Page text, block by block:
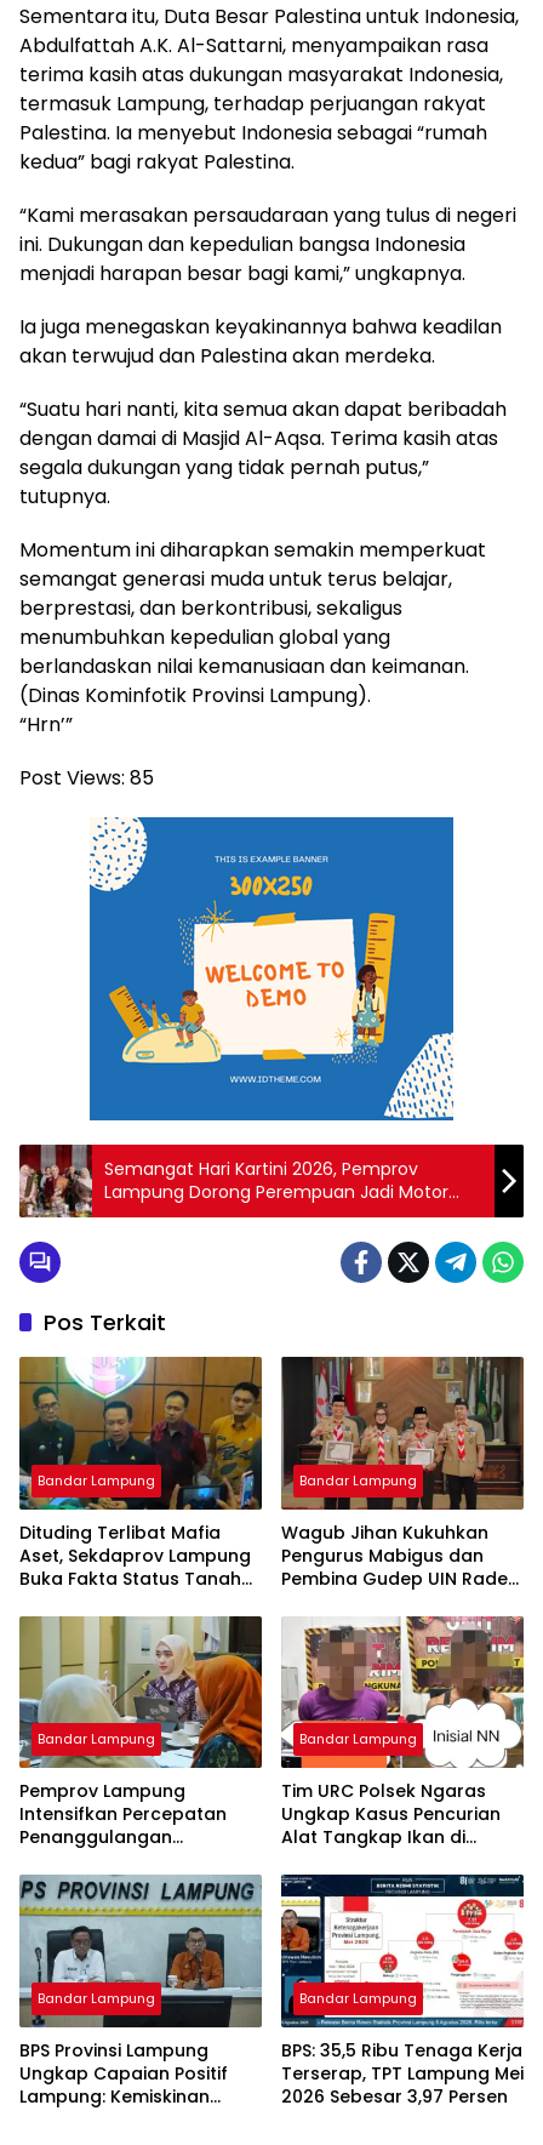
Sementara itu, Duta Besar Palestina untuk Indonesia,
Abdulfattah A.K. Al-Sattarni, menyampaikan rasa
terima kasih atas dukungan masyarakat Indonesia,
termasuk Lampung, terhadap perjuangan rakyat
Palestina. Ia menyebut Indonesia sebagai “rumah
kedua” bagi rakyat Palestina.
“Kami merasakan persaudaraan yang tulus di negeri
ini. Dukungan dan kepedulian bangsa Indonesia
menjadi harapan besar bagi kami,” ungkapnya.
Ia juga menegaskan keyakinannya bahwa keadilan
akan terwujud dan Palestina akan merdeka.
“Suatu hari nanti, kita semua akan dapat beribadah
dengan damai di Masjid Al-Aqsa. Terima kasih atas
segala dukungan yang tidak pernah putus,”
tutupnya.
Momentum ini diharapkan semakin memperkuat
semangat generasi muda untuk terus belajar,
berprestasi, dan berkontribusi, sekaligus
menumbuhkan kepedulian global yang
berlandaskan nilai kemanusiaan dan keimanan.
(Dinas Kominfotik Provinsi Lampung).
“Hrn’”
Post Views: 85
Semangat Hari Kartini 2026, Pemprov
Lampung Dorong Perempuan Jadi Motor
Pembangunan
Pos Terkait
Bandar Lampung
Dituding Terlibat Mafia
Aset, Sekdaprov Lampung
Buka Fakta Status Tanah
Bandar Lampung
Wagub Jihan Kukuhkan
Pengurus Mabigus dan
Pembina Gudep UIN Raden
Perkuat Karakter Generasi
Muda
Bandar Lampung
Pemprov Lampung
Intensifkan Percepatan
Penanggulangan
Tanggamus
Bandar Lampung
Tim URC Polsek Ngaras
Ungkap Kasus Pencurian
Alat Tangkap Ikan di
Terduga Pelaku
Diamankan.
Bandar Lampung
BPS Provinsi Lampung
Ungkap Capaian Positif
Lampung: Kemiskinan
Bandar Lampung
BPS: 35,5 Ribu Tenaga Kerja
Terserap, TPT Lampung Mei
2026 Sebesar 3,97 Persen